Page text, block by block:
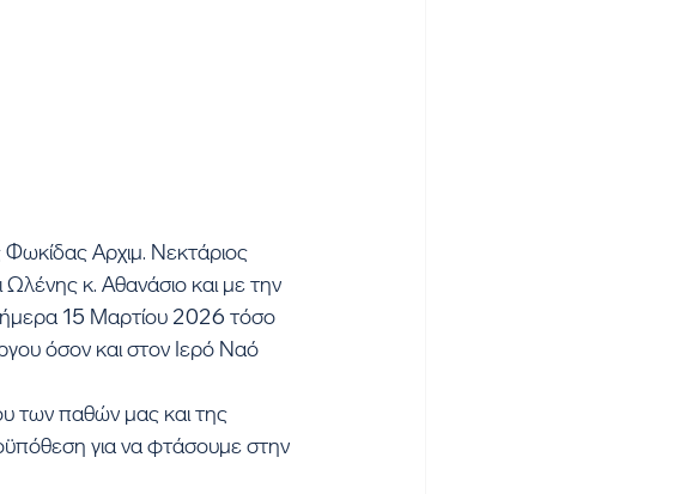
Αρχιμ. Νεκτάριος
κ. Αθανάσιο και με την
15 Μαρτίου 2026 τόσο
όσον και στον Ιερό Ναό
των παθών μας και της
για να φτάσουμε στην